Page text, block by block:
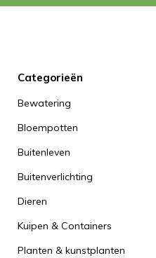
Categorieën
Bewatering
Bloempotten
Buitenleven
Buitenverlichting
Dieren
Kuipen & Containers
Planten & kunstplanten